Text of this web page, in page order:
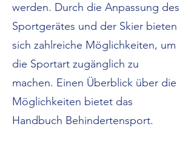
werden. Durch die Anpassung des
Sportgerätes und der Skier bieten
sich zahlreiche Möglichkeiten, um
die Sportart zugänglich zu
machen. Einen Überblick über die
Möglichkeiten bietet das
Handbuch Behindertensport.